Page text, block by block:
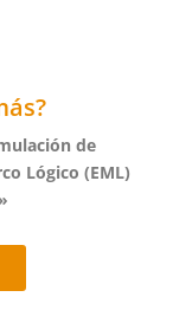
de
Lógico (EML)